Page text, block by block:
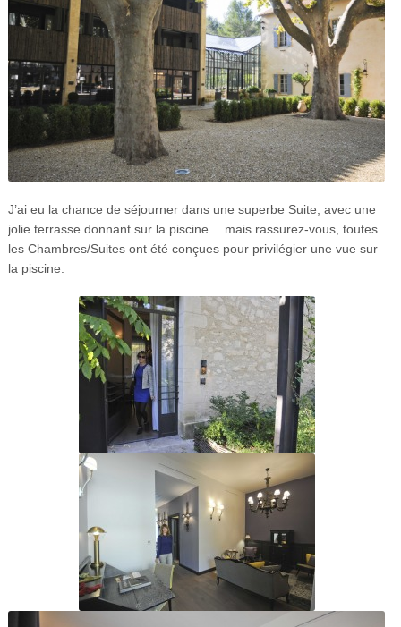
J’ai eu la chance de séjourner dans une superbe Suite, avec une
jolie terrasse donnant sur la piscine… mais rassurez-vous, toutes
les Chambres/Suites ont été conçues pour privilégier une vue sur
la piscine.